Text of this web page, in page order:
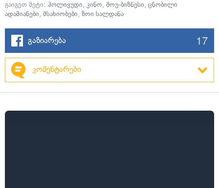
გაიგეთ მეტი: ჰოლივუდი, კინო, შოუ-ბიზნესი, ცნობილი
ადამიანები, მსახიობები, ზოი სალდანა
გაზიარება 17
კომენტარები